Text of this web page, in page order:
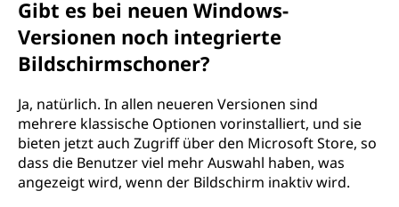
Gibt es bei neuen Windows-
Versionen noch integrierte
Bildschirmschoner?
Ja, natürlich. In allen neueren Versionen sind
mehrere klassische Optionen vorinstalliert, und sie
bieten jetzt auch Zugriff über den Microsoft Store, so
dass die Benutzer viel mehr Auswahl haben, was
angezeigt wird, wenn der Bildschirm inaktiv wird.